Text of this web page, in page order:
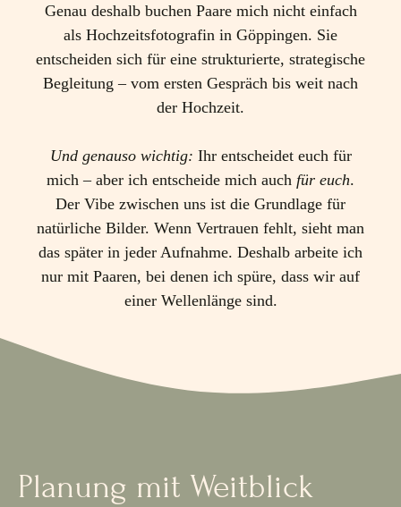
Genau deshalb buchen Paare mich nicht einfach
als Hochzeitsfotografin in Göppingen. Sie
entscheiden sich für eine strukturierte, strategische
Begleitung – vom ersten Gespräch bis weit nach
der Hochzeit.
Und genauso wichtig: Ihr entscheidet euch für
mich – aber ich entscheide mich auch für euch.
Der Vibe zwischen uns ist die Grundlage für
natürliche Bilder. Wenn Vertrauen fehlt, sieht man
das später in jeder Aufnahme. Deshalb arbeite ich
nur mit Paaren, bei denen ich spüre, dass wir auf
einer Wellenlänge sind.
Planung mit Weitblick